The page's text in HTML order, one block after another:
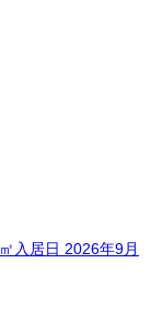
㎡ 入居日 2026年9月